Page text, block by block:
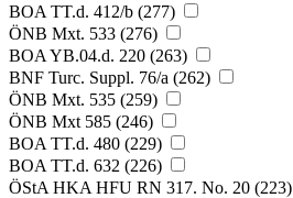
BOA TT.d. 412/b (277)
ÖNB Mxt. 533 (276)
BOA YB.04.d. 220 (263)
BNF Turc. Suppl. 76/a (262)
ÖNB Mxt. 535 (259)
ÖNB Mxt 585 (246)
BOA TT.d. 480 (229)
BOA TT.d. 632 (226)
ÖStA HKA HFU RN 317. No. 20 (223)